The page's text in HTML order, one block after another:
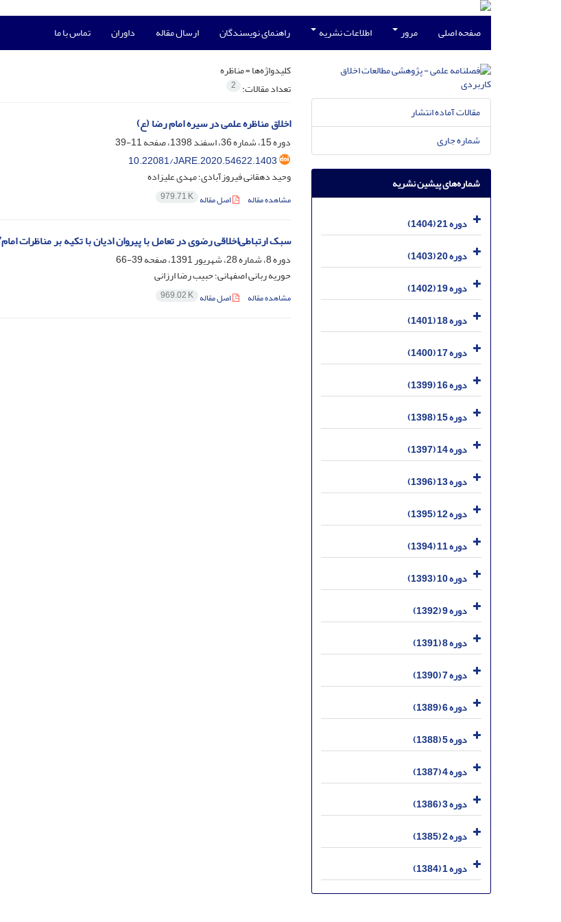
صفحه اصلی مرور اطلاعات نشریه راهنمای نویسندگان ارسال مقاله داوران تماس با ما
کلیدواژه‌ها =مناظره
تعداد مقالات: 2
اخلاق مناظره علمی در سیره امام رضا (ع)
دوره 15، شماره 36، اسفند 1398، صفحه
11-39
10.22081/JARE.2020.54622.1403
وحید دهقانی فیروزآبادی؛ مهدی علیزاده
مشاهده مقاله اصل مقاله 979.71 K
سبک ارتباطی‌اخلاقی رضوی در تعامل با پیروان ادیان با تکیه بر مناظرات امام7
دوره 8، شماره 28، شهریور 1391، صفحه
39-66
حوریه ربانی اصفهانی؛ حبیب رضا ارزانی
مشاهده مقاله اصل مقاله 969.02 K
مقالات آماده انتشار
شماره جاری
شماره‌های پیشین نشریه
دوره 21 (1404)
دوره 20 (1403)
دوره 19 (1402)
دوره 18 (1401)
دوره 17 (1400)
دوره 16 (1399)
دوره 15 (1398)
دوره 14 (1397)
دوره 13 (1396)
دوره 12 (1395)
دوره 11 (1394)
دوره 10 (1393)
دوره 9 (1392)
دوره 8 (1391)
دوره 7 (1390)
دوره 6 (1389)
دوره 5 (1388)
دوره 4 (1387)
دوره 3 (1386)
دوره 2 (1385)
دوره 1 (1384)